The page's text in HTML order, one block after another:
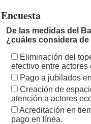
Encuesta
De las medidas del
¿cuáles considera
Eliminación del
efectivo entre actores
Pago a jubilados
Creación de
atención a actores
Acreditación en
pago en línea.